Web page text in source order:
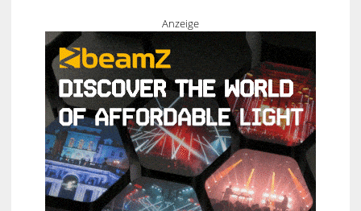
Anzeige